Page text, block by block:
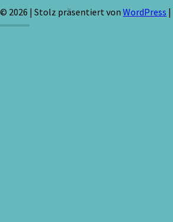
© 2026 | Stolz präsentiert von WordPress |